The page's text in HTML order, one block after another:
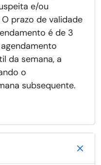
e/ou
prazo de validade
é de 3
da semana, a
o
subsequente.